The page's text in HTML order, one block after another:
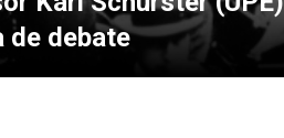
de debate